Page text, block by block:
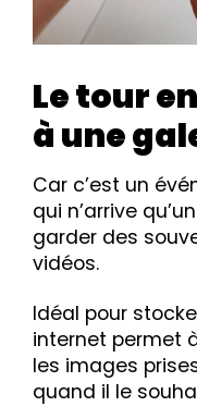
Le tour
à une
Car c’est un
qui n’arrive
garder des
vidéos.
Idéal pour
internet permet
les images
quand il le